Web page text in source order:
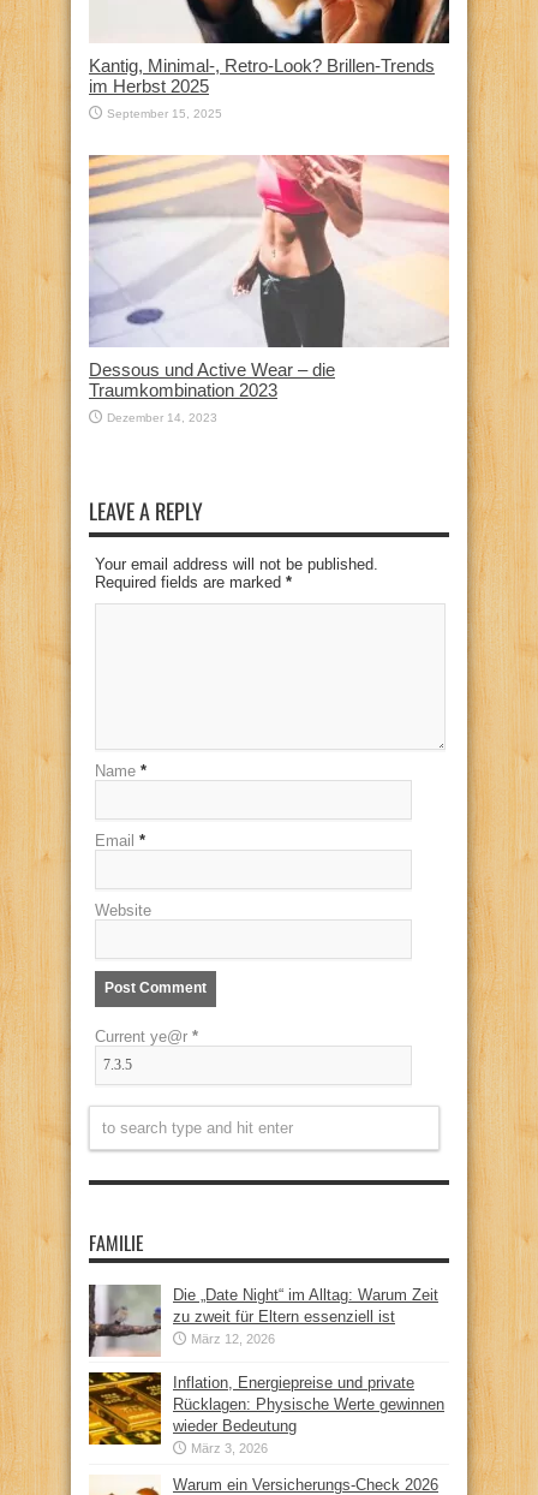
Kantig, Minimal-, Retro-Look? Brillen-Trends
im Herbst 2025
September 15, 2025
Dessous und Active Wear – die
Traumkombination 2023
Dezember 14, 2023
LEAVE A REPLY
Your email address will not be published.
Required fields are marked *
Name *
Email *
Website
Current ye@r *
FAMILIE
Die „Date Night“ im Alltag: Warum Zeit
zu zweit für Eltern essenziell ist
März 12, 2026
Inflation, Energiepreise und private
Rücklagen: Physische Werte gewinnen
wieder Bedeutung
März 3, 2026
Warum ein Versicherungs-Check 2026